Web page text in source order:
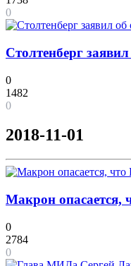
0
Столтенберг
0
1482
0
2018-11-01
Макрон опасается,
0
2784
0